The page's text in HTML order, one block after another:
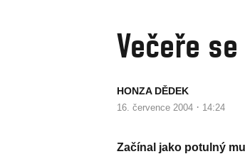
Večeře
HONZA DĚDEK
16. července 2004 · 14:24
Začínal jako potulný